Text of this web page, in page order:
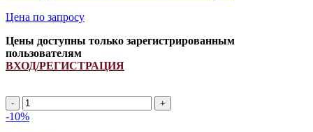
Цена по запросу
Цены доступны только зарегистрированным
пользователям
ВХОД/РЕГИСТРАЦИЯ
2HB
2670Lp/
-10%